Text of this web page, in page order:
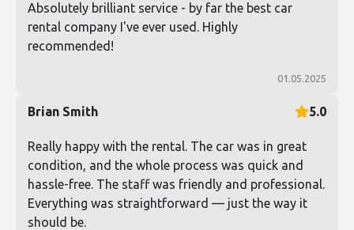
Absolutely brilliant service - by far the best car
rental company I've ever used. Highly
recommended!
01.05.2025
Brian Smith 5.0
Really happy with the rental. The car was in great
condition, and the whole process was quick and
hassle-free. The staff was friendly and professional.
Everything was straightforward — just the way it
should be.